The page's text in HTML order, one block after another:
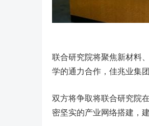
联合研究院将聚焦新材料
学的通力合作，佳兆业集
双方将争取将联合研究院
密坚实的产业网络搭建，